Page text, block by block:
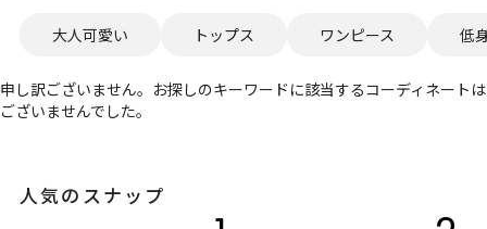
大人可愛い トップス ワンピース 低
申し訳ございません。お探しのキーワードに該当するコーディネートは
ございませんでした。
人気のスナップ